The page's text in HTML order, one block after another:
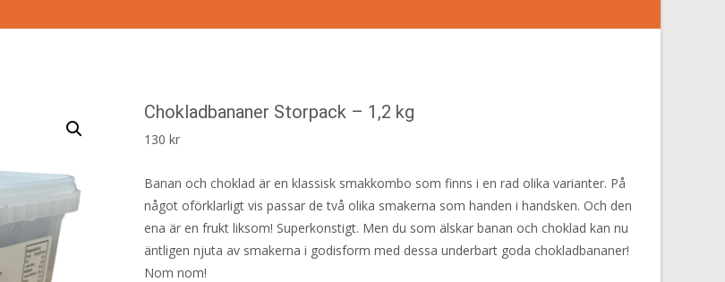
Chokladbananer Storpack – 1,2 kg
130 kr
Banan och choklad är en klassisk smakkombo som finns i en rad olika varianter. På
något oförklarligt vis passar de två olika smakerna som handen i handsken. Och den
ena är en frukt liksom! Superkonstigt. Men du som älskar banan och choklad kan nu
äntligen njuta av smakerna i godisform med dessa underbart goda chokladbananer!
Nom nom!